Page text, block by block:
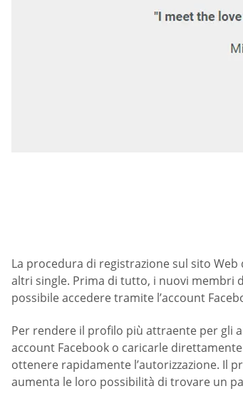
La procedura di registrazione sul sito
altri single. Prima di tutto, i nuovi membri
possibile accedere tramite l’account
Per rendere il profilo più attraente per gli
account Facebook o caricarle
ottenere rapidamente l’autorizzazione. Il
aumenta le loro possibilità di trovare un